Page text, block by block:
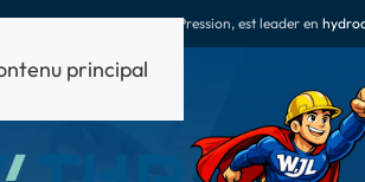
principal
THP, Techniques Haute Pression, est leader en